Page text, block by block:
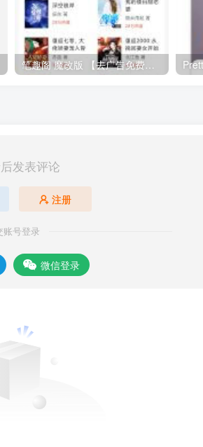
笔趣阁 魔改版 【去广告免费小说】
发表评论
注册
账号登录
微信登录